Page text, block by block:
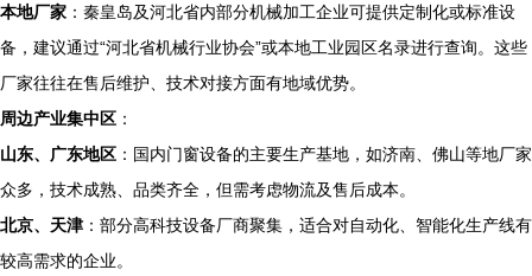
本地厂家 ：秦皇岛及河北省内部分机械加工企业可提供定制化或标准设
备，建议通过“河北省机械行业协会”或本地工业园区名录进行查询。这些
厂家往往在售后维护、技术对接方面有地域优势。
周边产业集中区 ：
山东、广东地区 ：国内门窗设备的主要生产基地，如济南、佛山等地厂家
众多，技术成熟、品类齐全，但需考虑物流及售后成本。
北京、天津 ：部分高科技设备厂商聚集，适合对自动化、智能化生产线有
较高需求的企业。